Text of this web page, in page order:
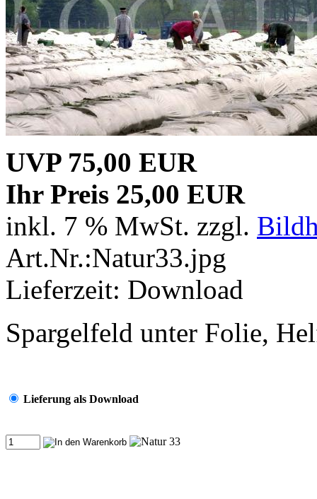
UVP 75,00 EUR
Ihr Preis 25,00 EUR
inkl. 7 % MwSt. zzgl.
Art.Nr.:Natur33.jpg
Lieferzeit: Download
Spargelfeld unter Folie,
Lieferung als Download